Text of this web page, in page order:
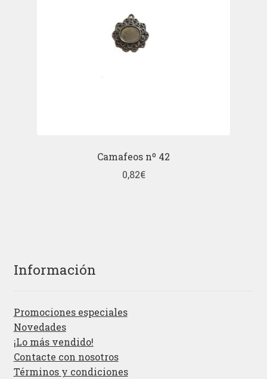
Camafeos nº 42
0,82€
Información
Promociones especiales
Novedades
¡Lo más vendido!
Contacte con nosotros
Términos y condiciones